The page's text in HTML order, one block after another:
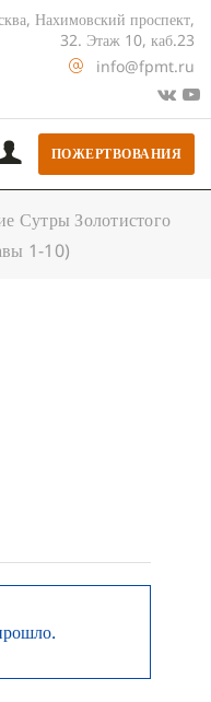
Нахимовский проспект,
32. Этаж 10, каб.23
info@fpmt.ru
ПОЖЕРТВОВАНИЯ
Сутры Золотистого
1-10)